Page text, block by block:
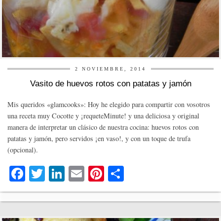
2 NOVIEMBRE, 2014
Vasito de huevos rotos con patatas y jamón
Mis queridos «glamcooks»: Hoy he elegido para compartir con vosotros
una receta muy Cocotte y ¡requeteMinute! y una deliciosa y original
manera de interpretar un clásico de nuestra cocina: huevos rotos con
patatas y jamón, pero servidos ¡en vaso!, y con un toque de trufa
(opcional).
Fa
ce
bo
T
wi
tte
Li
nk
ed
E
m
ail
Pi
nt
er
o
m